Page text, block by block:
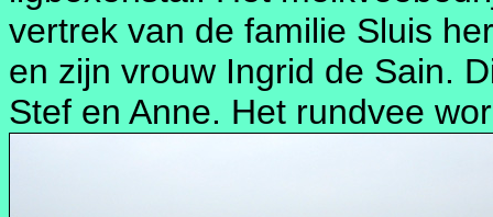
vertrek van de familie Sluis
en zijn vrouw Ingrid de Sain.
Stef en Anne. Het rundvee